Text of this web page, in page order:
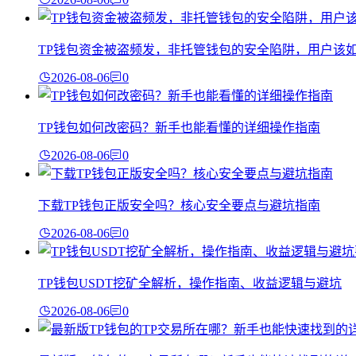
TP钱包资金被盗频发，非托管钱包的安全陷阱，用户该
2026-08-06 0
TP钱包如何改密码？新手也能看懂的详细操作指南
2026-08-06 0
下载TP钱包正版安全吗？核心安全要点与避坑指南
2026-08-06 0
TP钱包USDT挖矿全解析，操作指南、收益逻辑与避坑
2026-08-06 0